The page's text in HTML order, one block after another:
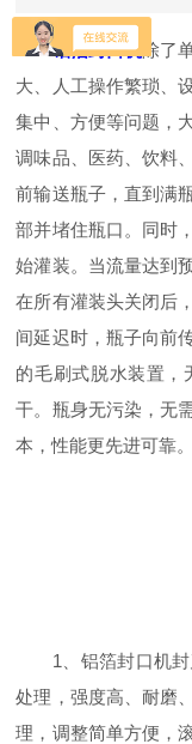
铝箔封口机
除了
大、人工操作繁琐、
集中、方便等问题，
调味品、医药、饮料
前输送瓶子，直到满
部并堵住瓶口。同时
始灌装。当流量达到
在所有灌装头关闭后
间延迟时，瓶子向前
的毛刷式脱水装置，
干。瓶身无污染，无
本，性能更先进可靠。
1、铝箔封口机封
处理，强度高、耐磨
理，调整简单方便，